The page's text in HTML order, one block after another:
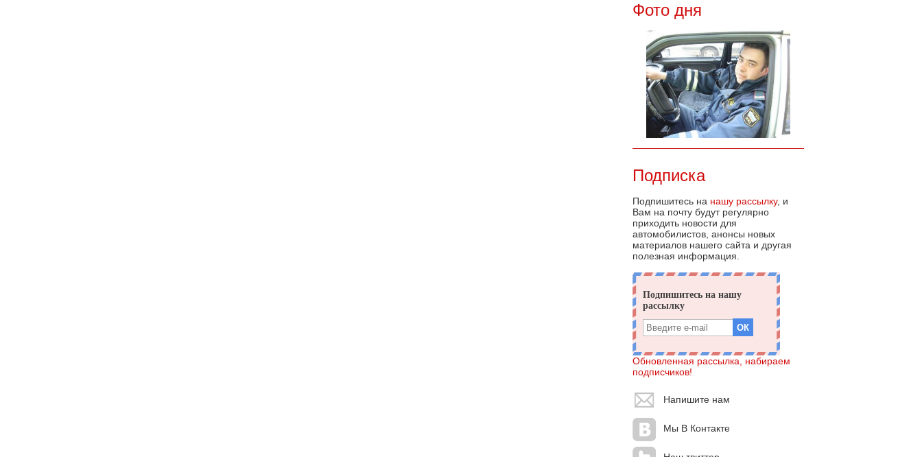
Фото дня
Подписка
Подпишитесь на нашу рассылку, и
Вам на почту будут регулярно
приходить новости для
автомобилистов, анонсы новых
материалов нашего сайта и другая
полезная информация.
Обновленная рассылка, набираем
подписчиков!
Напишите нам
Мы В Контакте